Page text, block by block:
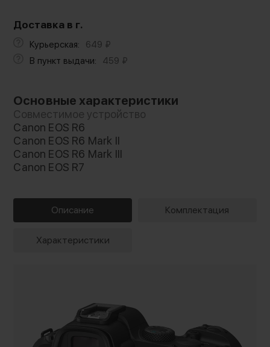
Доставка в г.
Курьерская: 649 ₽
В пункт выдачи:
459 ₽
Основные характеристики
Совместимое устройство
Canon EOS R6
Canon EOS R6 Mark II
Canon EOS R6 Mark III
Canon EOS R7
Описание Комплектация
Характеристики